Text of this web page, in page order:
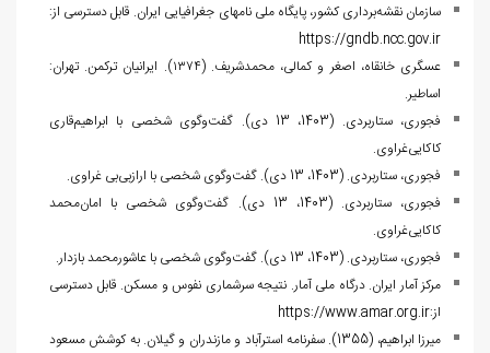
سازمان نقشه‌برداری کشور، پایگاه ملی نام‏های جغرافیایی ایران. قابل دسترسی از:
https://gndb.ncc.gov.ir
عسگری خانقاه، اصغر و کمالی، محمدشریف. (۱۳۷۴). ایرانیان ترکمن. تهران:
اساطیر.
فجوری، ستاربردی. (1403، 13 دی). گفت‌وگوی شخصی با ابراهیم‌قاری
کاکایی‌غراوی.
فجوری، ستاربردی. (1403، 13 دی). گفت‌وگوی شخصی با ارازبی‌بی غراوی.
فجوری، ستاربردی. (1403، 13 دی). گفت‌وگوی شخصی با امان‌محمد
کاکایی‌غراوی.
فجوری، ستاربردی. (1403، 13 دی). گفت‌وگوی شخصی با عاشورمحمد بازدار.
مرکز آمار ایران. درگاه ملی آمار. نتیجه سرشماری نفوس و مسکن. قابل دسترسی
از:https://www.amar.org.ir
میرزا ابراهیم، (1355). سفرنامه استرآباد و مازندران و گیلان. به کوشش مسعود